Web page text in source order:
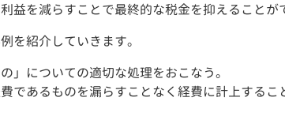
益を減らすことで最終的な税金を抑えることが
を紹介していきます。
」についての適切な処理をおこなう。
であるものを漏らすことなく経費に計上する